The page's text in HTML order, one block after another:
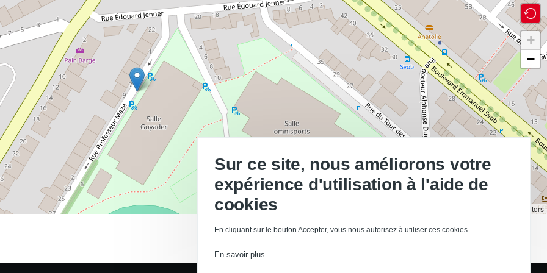
+
−
contributors
Sur ce site, nous améliorons votre
expérience d'utilisation à l'aide de
cookies
En cliquant sur le bouton Accepter, vous nous autorisez à utiliser ces cookies.
En savoir plus